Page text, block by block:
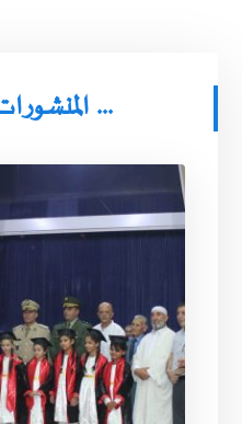
المنشورات ذات الصلة ...